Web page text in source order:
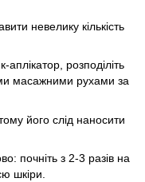
невелику кількість
розподіліть
масажними рухами за
його слід наносити
почніть з 2-3 разів на
шкіри.